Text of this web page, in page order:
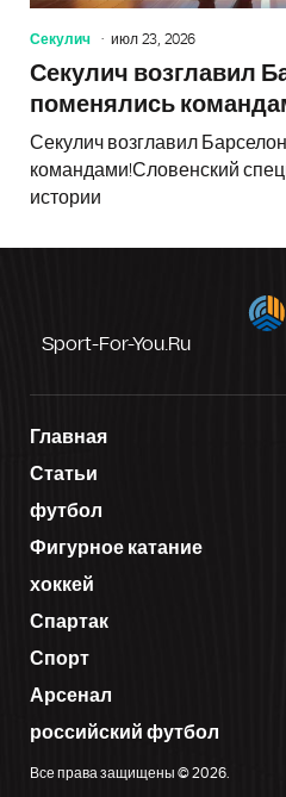
Секулич июл 23, 2026
Секулич возглавил
поменялись
Секулич возглавил
командами!Словенский
истории
Sport-For-You.ru
Главная
Статьи
футбол
Фигурное катание
хоккей
Спартак
Спорт
Арсенал
российский футбол
Все права защищены © 2026.